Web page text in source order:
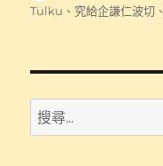
者
佈
Tulku 、 究給企謙仁波切 、
搜
尋